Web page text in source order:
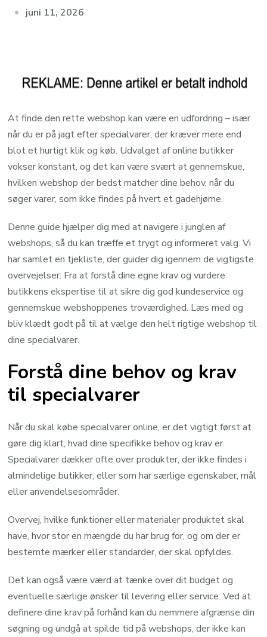
juni 11, 2026
At finde den rette webshop kan være en udfordring – især
når du er på jagt efter specialvarer, der kræver mere end
blot et hurtigt klik og køb. Udvalget af online butikker
vokser konstant, og det kan være svært at gennemskue,
hvilken webshop der bedst matcher dine behov, når du
søger varer, som ikke findes på hvert et gadehjørne.
Denne guide hjælper dig med at navigere i junglen af
webshops, så du kan træffe et trygt og informeret valg. Vi
har samlet en tjekliste, der guider dig igennem de vigtigste
overvejelser: Fra at forstå dine egne krav og vurdere
butikkens ekspertise til at sikre dig god kundeservice og
gennemskue webshoppenes troværdighed. Læs med og
bliv klædt godt på til at vælge den helt rigtige webshop til
dine specialvarer.
Forstå dine behov og krav
til specialvarer
Når du skal købe specialvarer online, er det vigtigt først at
gøre dig klart, hvad dine specifikke behov og krav er.
Specialvarer dækker ofte over produkter, der ikke findes i
almindelige butikker, eller som har særlige egenskaber, mål
eller anvendelsesområder.
Overvej, hvilke funktioner eller materialer produktet skal
have, hvor stor en mængde du har brug for, og om der er
bestemte mærker eller standarder, der skal opfyldes.
Det kan også være værd at tænke over dit budget og
eventuelle særlige ønsker til levering eller service. Ved at
definere dine krav på forhånd kan du nemmere afgrænse din
søgning og undgå at spilde tid på webshops, der ikke kan